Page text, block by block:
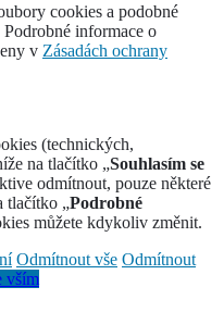
cookies a podobné
informace o
v Zásadách ochrany
(technických,
na tlačítko „Souhlasím se
odmítnout, pouze některé
tlačítko „Podrobné
můžete kdykoliv změnit.
Odmítnout vše Odmítnout
vším